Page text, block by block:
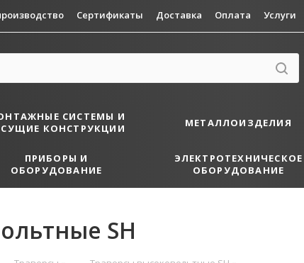
Сертификаты Доставка Оплата Услуги
СИСТЕМЫ И
КОНСТРУКЦИИ
МЕТАЛЛОИЗДЕЛИЯ
ПРИБОРЫ И
ОБОРУДОВАНИЕ
ЭЛЕКТРОТЕХНИЧЕСКОЕ
ОБОРУДОВАНИЕ
SH